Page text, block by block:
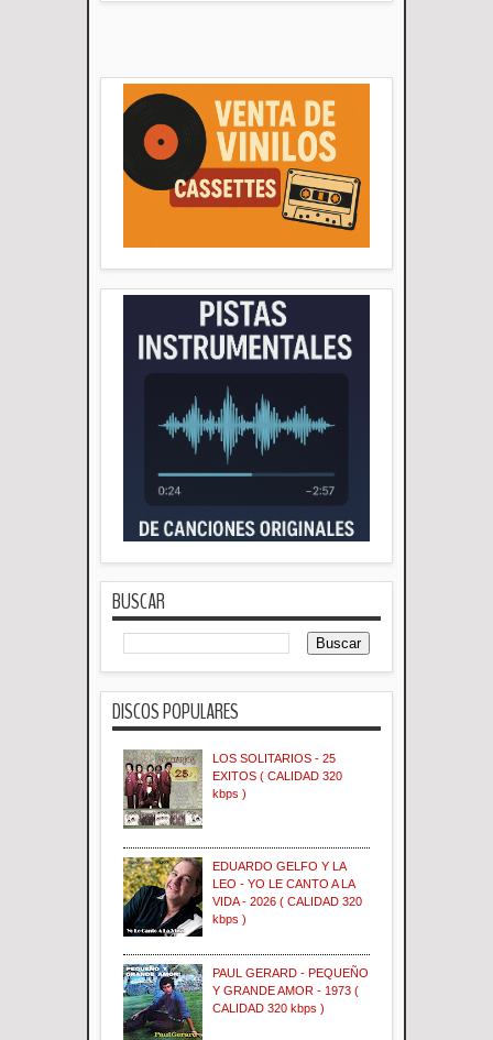
BUSCAR
DISCOS POPULARES
LOS SOLITARIOS - 25
EXITOS ( CALIDAD 320
kbps )
EDUARDO GELFO Y LA
LEO - YO LE CANTO A LA
VIDA - 2026 ( CALIDAD 320
kbps )
PAUL GERARD - PEQUEÑO
Y GRANDE AMOR - 1973 (
CALIDAD 320 kbps )